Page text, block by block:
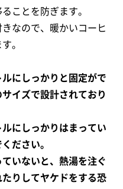
ことを防ぎます。
なので、暖かいコーヒ
。
にしっかりと固定がで
イズで設計されており
にしっかりはまってい
ださい。
いないと、熱湯を注ぐ
りしてヤケドをする恐